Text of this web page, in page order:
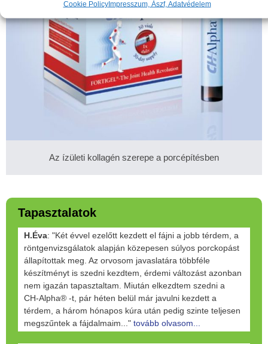
Cookie PolicyImpresszum, Ászf, Adatvédelem
Az ízületi kollagén szerepe a porcépítésben
Tapasztalatok
H.Éva: "Két évvel ezelőtt kezdett el fájni a jobb térdem, a
röntgenvizsgálatok alapján közepesen súlyos porckopást
állapítottak meg. Az orvosom javaslatára többféle
készítményt is szedni kezdtem, érdemi változást azonban
nem igazán tapasztaltam. Miután elkezdtem szedni a
CH-Alpha® -t, pár héten belül már javulni kezdett a
térdem, a három hónapos kúra után pedig szinte teljesen
megszűntek a fájdalmaim..." tovább olvasom...